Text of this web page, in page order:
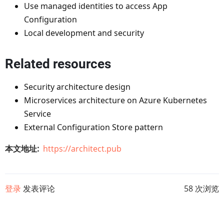
Use managed identities to access App
Configuration
Local development and security
Related resources
Security architecture design
Microservices architecture on Azure Kubernetes
Service
External Configuration Store pattern
本文地址 https://architect.pub
登录发表评论
58 次浏览